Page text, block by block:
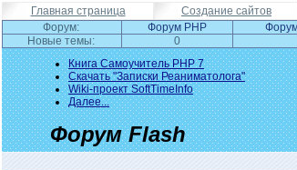
Главная страница Создание сайтов
Форум:
Форум PHP
Новые темы:
0
Книга Самоучитель PHP 7
Скачать "Записки Реаниматолога"
Wiki-проект SoftTimeInfo
Далее...
Форум Flash